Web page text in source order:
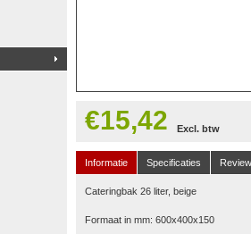
€15,42 Excl. btw
Informatie Specificaties
Cateringbak 26 liter, beige
Formaat in mm: 600x400x150